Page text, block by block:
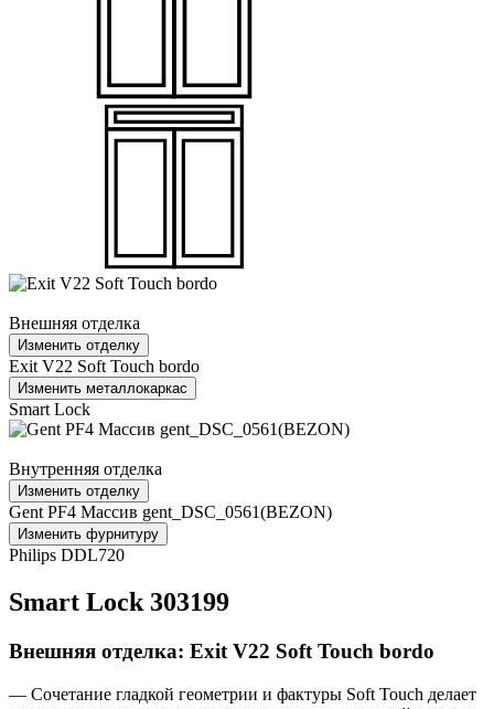
Внешняя отделка
Изменить отделку
Exit V22 Soft Touch bordo
Изменить металлокаркас
Smart Lock
Внутренняя отделка
Изменить отделку
Gent PF4 Массив gent_DSC_0561(BEZON)
Изменить фурнитуру
Philips DDL720
Smart Lock 303199
Внешняя отделка: Exit V22 Soft Touch bordo
— Сочетание гладкой геометрии и фактуры Soft Touch делает